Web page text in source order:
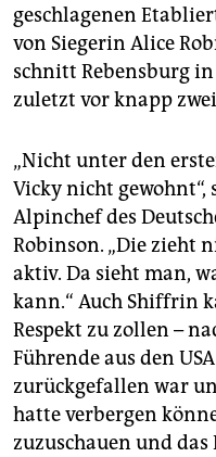
geschlagenen
von Siegerin Alice
schnitt Rebensburg
zuletzt vor knapp
„Nicht unter den
Vicky nicht gewohnt“,
Alpinchef des
Robinson. „Die zieht
aktiv. Da sieht man,
kann.“ Auch Shiffrin
Respekt zu zollen –
Führende aus den
zurückgefallen war
hatte verbergen
zuzuschauen und